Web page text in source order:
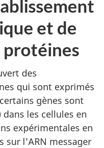
et de
protéines
des
qui sont exprimés
gènes sont
les cellules en
expérimentales en
sur l'ARN messager